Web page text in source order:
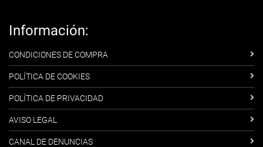
Información:
CONDICIONES DE COMPRA
POLÍTICA DE COOKIES
POLÍTICA DE PRIVACIDAD
AVISO LEGAL
CANAL DE DENUNCIAS